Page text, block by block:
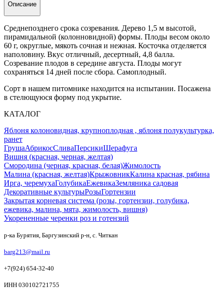
Описание
Среднепозднего срока созревания. Дерево 1,5 м высотой,
пирамидальной (колонновидной) формы. Плоды весом около
60 г, округлые, мякоть сочная и нежная. Косточка отделяется
наполовину. Вкус отличный, десертный, 4,8 балла.
Созревание плодов в середине августа. Плоды могут
сохраняться 14 дней после сбора. Самоплодный.
Сорт в нашем питомнике находится на испытании. Посажена
в стелющуюся форму под укрытие.
КАТАЛОГ
Яблоня колоновидная, крупноплодная , яблоня полукультурка,
ранет
ГрушаАбрикосСливаПерсикиШерафуга
Вишня (красная, черная, желтая)
Смородина (черная, красная, белая)Жимолость
Малина (красная, желтая)КрыжовникКалина красная, рябина
Ирга, черемухаГолубикаЕжевикаЗемляника садовая
Декоративные культурыРозыГортензии
Закрытая корневая система (розы, гортензии, голубика,
ежевика, малина, мята, жимолость, вишня)
Укорененные черенки роз и готензий
р-ка Бурятия, Баргузинский р-н, с. Читкан
barg213@mail.ru
+7(924) 654-32-40
ИНН 030102721755